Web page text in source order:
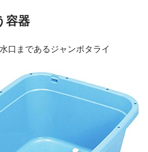
容器
口まであるジャンボタライ